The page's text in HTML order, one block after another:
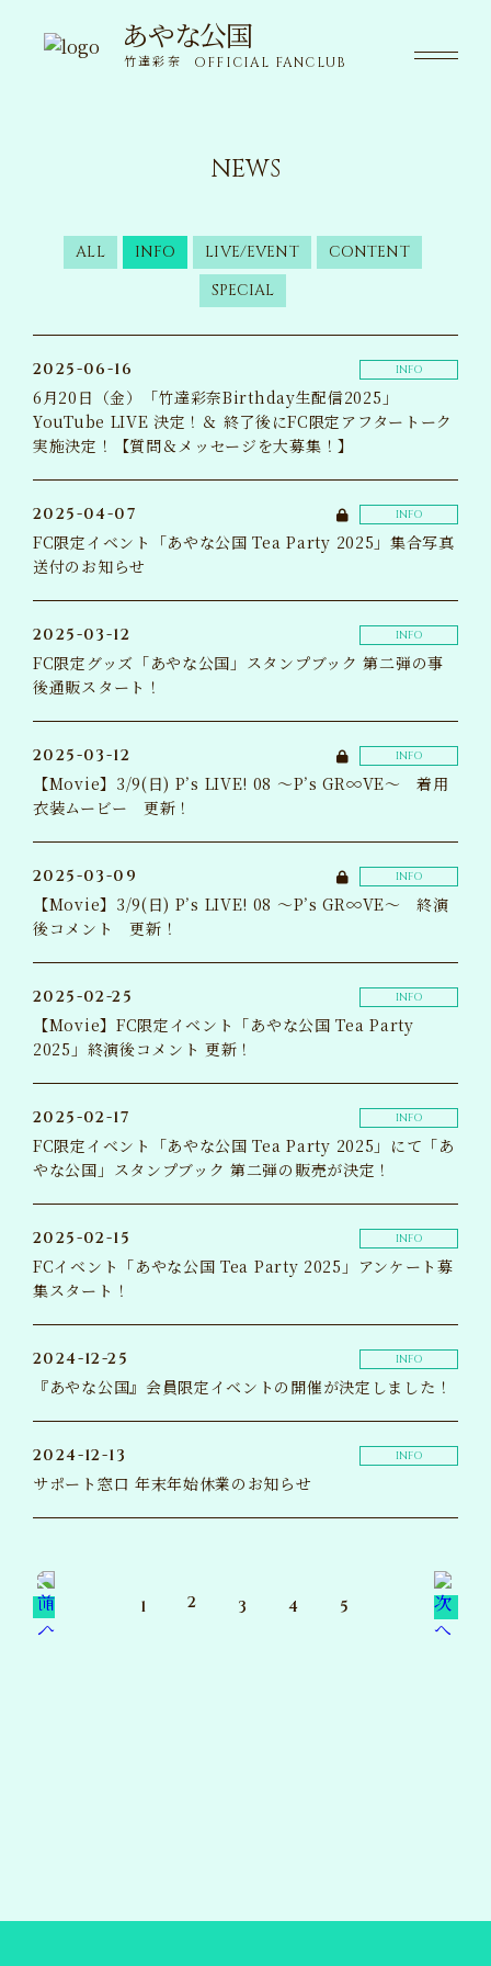
あやな公国
竹達彩奈 OFFICIAL FANCLUB
あやな公国
竹達彩奈 OFFICIAL FANCLUB
SPECIAL 限定コンテンツ
MOVIE
VOICE ボイス
WALLPAPER
BLOG ブログ
MAIL MAGAZINE メルマガ
TICKET チケット
GOODS
NEWS
ALL INFO LIVE/EVENT
CONTENT
SPECIAL
2025-06-16 INFO
6月20日（金）「竹達彩奈Birthday生配信2025」
YouTube LIVE 決定！＆ 終了後にFC限定アフタートーク
実施決定！【質問＆メッセージを大募集！】
2025-04-07 INFO
FC限定イベント「あやな公国 Tea Party 2025」集合写真
送付のお知らせ
2025-03-12 INFO
FC限定グッズ「あやな公国」スタンプブック 第二弾の事
後通販スタート！
2025-03-12 INFO
【Movie】3/9(日) P’s LIVE! 08 ～P’s GR∞VE～ 着用
衣装ムービー 更新！
2025-03-09 INFO
【Movie】3/9(日) P’s LIVE! 08 ～P’s GR∞VE～ 終演
後コメント 更新！
2025-02-25 INFO
【Movie】FC限定イベント「あやな公国 Tea Party
2025」終演後コメント 更新！
2025-02-17 INFO
FC限定イベント「あやな公国 Tea Party 2025」にて「あ
やな公国」スタンプブック 第二弾の販売が決定！
2025-02-15 INFO
FCイベント「あやな公国 Tea Party 2025」アンケート募
集スタート！
2024-12-25 INFO
『あやな公国』会員限定イベントの開催が決定しました！
2024-12-13 INFO
サポート窓口 年末年始休業のお知らせ
1 2 3 4 5